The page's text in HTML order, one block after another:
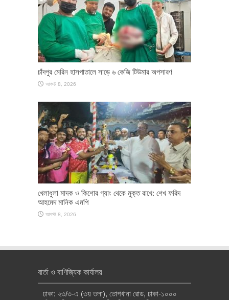
চাঁদপুর মেরিন হাসপাতালে সাড়ে ৬ কেজি টিউমার অপসারণ
আগস্ট 8, 2026
খেলাধুলা মাদক ও কিশোর গ্যাং থেকে মুক্ত রাখে: শেখ ফরিদ
আহমেদ মানিক এমপি
আগস্ট 8, 2026
বার্তা ও বাণিজ্যিক কার্যালয়
ঢাকা: ২৩/৩-এ (৩য় তলা), তোপখানা রোড, ঢাকা-১০০০